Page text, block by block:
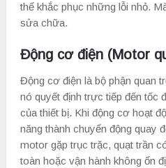
thể khắc phục những lỗi nhỏ.
sửa chữa.
Động cơ điện (Motor
Động cơ điện là bộ phận quan
nó quyết định trực tiếp đến tốc
của thiết bị. Khi động cơ hoạt
năng thành chuyển động quay
motor gặp trục trặc, quạt trần
toàn hoặc vận hành không ổn